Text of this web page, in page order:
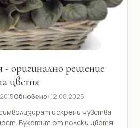
оригинално решение
цветя
Обновено: 12.08.2025
искрени чувства
Букетът от полски цветя